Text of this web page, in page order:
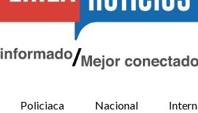
Policiaca Nacional